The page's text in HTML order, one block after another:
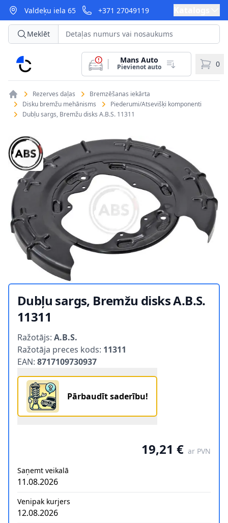
Valdeķu iela 65 +371 27049119
CarParts
Meklēt
Mans Auto
Pievienot auto 0
Rezerves daļas
Bremzēšanas iekārta
Disku bremžu mehānisms
Piederumi/Atsevišķi komponenti
Dubļu sargs, Bremžu disks A.B.S. 11311
Dubļu sargs, Bremžu disks A.B.S.
11311
Ražotājs: A.B.S.
Ražotāja preces kods: 11311
EAN: 8717109730937
Pārbaudīt saderību!
19,21 € ar PVN
Saņemt veikalā
11.08.2026
Venipak kurjers
12.08.2026